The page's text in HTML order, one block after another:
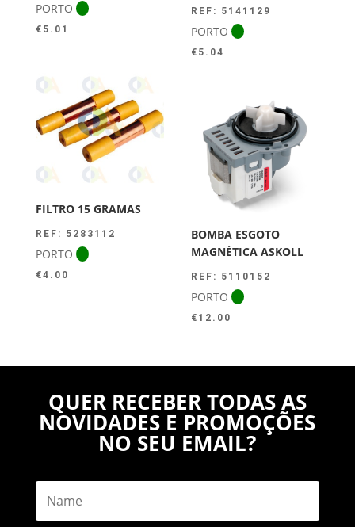
PORTO
€ 5.01
REF: 5141129
PORTO
€ 5.04
FILTRO 15 GRAMAS
REF: 5283112
PORTO
€4.00
BOMBA ESGOTO
MAGNÉTICA ASKOLL
REF: 5110152
PORTO
€ 12.00
QUER RECEBER TODAS AS
NOVIDADES E PROMOÇÕES
NO SEU EMAIL?